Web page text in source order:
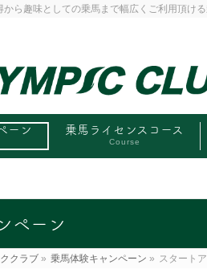
ら趣味としての乗馬まで幅広くご利用頂ける
ーン 乗馬ライセンスコース
Course
ペーン
クラブ » 乗馬体験キャンペーン » スタート